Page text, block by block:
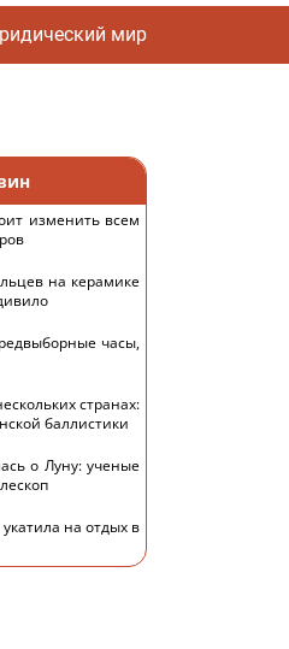
мир
изменить всем
на керамике
часы,
странах:
баллистики
о Луну: ученые
на отдых в